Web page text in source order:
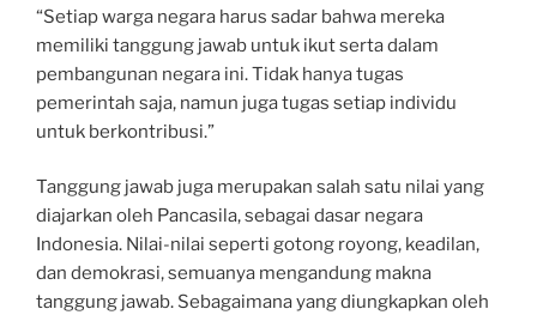
“Setiap warga negara harus sadar bahwa mereka
memiliki tanggung jawab untuk ikut serta dalam
pembangunan negara ini. Tidak hanya tugas
pemerintah saja, namun juga tugas setiap individu
untuk berkontribusi.”
Tanggung jawab juga merupakan salah satu nilai yang
diajarkan oleh Pancasila, sebagai dasar negara
Indonesia. Nilai-nilai seperti gotong royong, keadilan,
dan demokrasi, semuanya mengandung makna
tanggung jawab. Sebagaimana yang diungkapkan oleh